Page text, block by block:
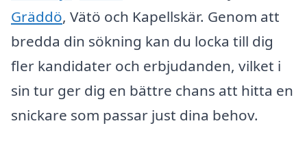
Gräddö, Vätö och Kapellskär. Genom att
bredda din sökning kan du locka till dig
fler kandidater och erbjudanden, vilket i
sin tur ger dig en bättre chans att hitta en
snickare som passar just dina behov.